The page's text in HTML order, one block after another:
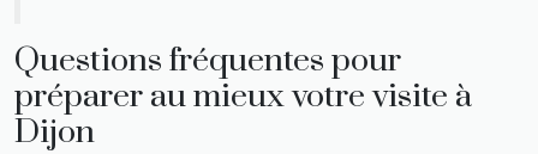
Questions fréquentes pour
préparer au mieux votre visite à
Dijon